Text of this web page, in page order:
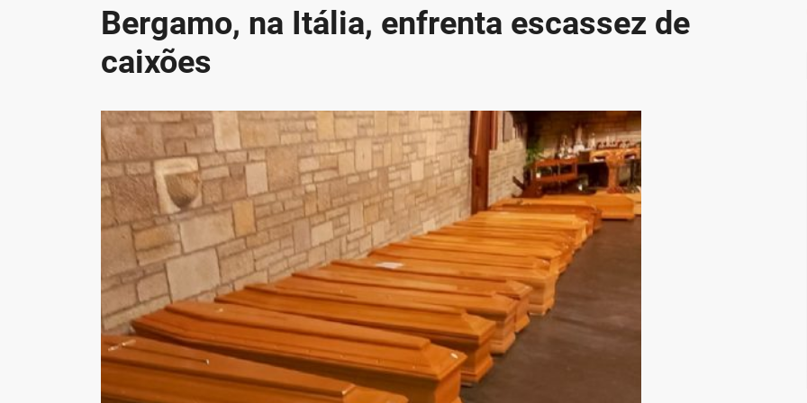
Bergamo, na Itália, enfrenta escassez de
caixões